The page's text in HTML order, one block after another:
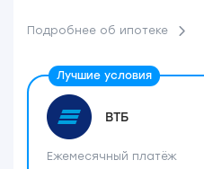
Подробнее об ипотеке
ВТБ
Ежемесячный платёж